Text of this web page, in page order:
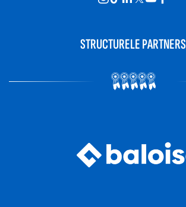
STRUCTURELE PARTNERS